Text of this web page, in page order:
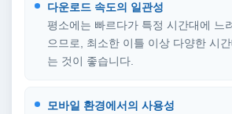
다운로드 속도의 일관성
평소에는 빠르다가 특정 시간대에 느
으므로, 최소한 이틀 이상 다양한 시
는 것이 좋습니다.
모바일 환경에서의 사용성